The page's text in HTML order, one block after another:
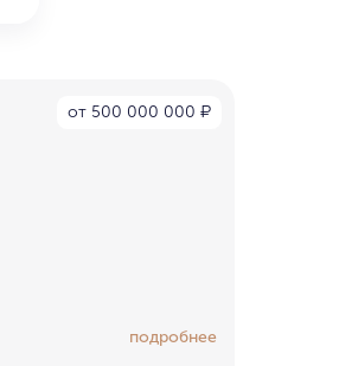
от 500 000 000 ₽
подробнее